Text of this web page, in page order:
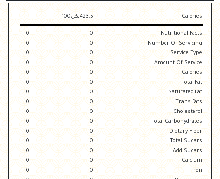
Calories 423.5لكل100
Nutritional Facts
0
0
Number Of Servicing
0
0
Service Type
0
0
Amount Of Service
0
0
Calories
0
0
Total Fat
0
0
Saturated Fat
0
0
Trans Fats
0
0
Cholesterol
0
0
Total Carbohydrates
0
0
Dietary Fiber
0
0
Total Sugars
0
0
Add Sugars
0
0
Calcium
0
0
Iron
0
0